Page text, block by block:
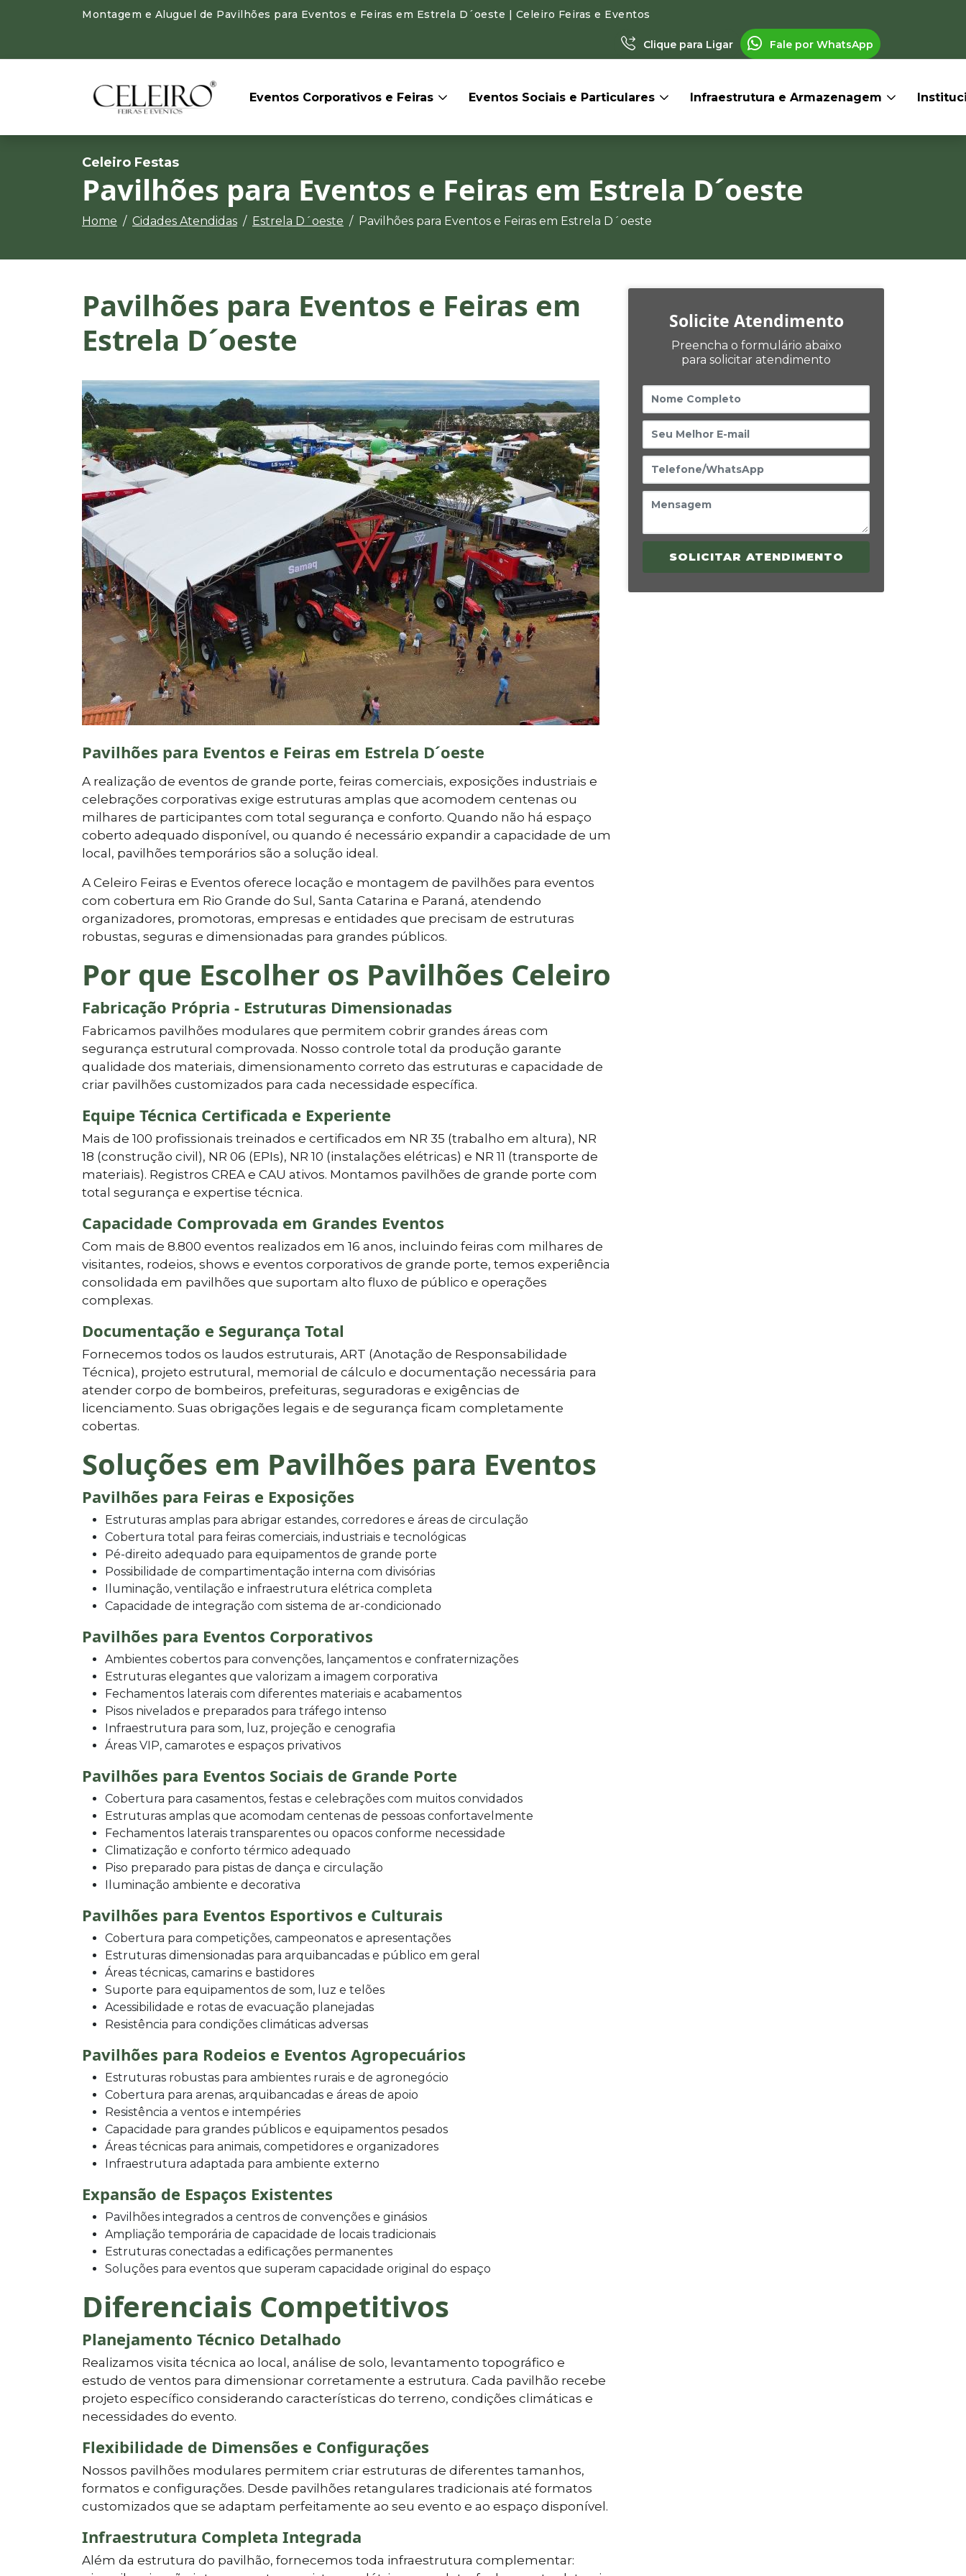
Montagem e Aluguel de Pavilhões para Eventos e Feiras em Estrela D´oeste | Celeiro Feiras e Eventos
Clique para Ligar Fale por WhatsApp
Eventos Corporativos e Feiras Eventos Sociais e Particulares Infraestrutura e Armazenagem
Celeiro Festas
Pavilhões para Eventos e Feiras em Estrela D´oeste
Home Cidades Atendidas Estrela D´oeste Pavilhões para Eventos e Feiras em Estrela D´oeste
Pavilhões para Eventos e Feiras em
Estrela D´oeste
Pavilhões para Eventos e Feiras em Estrela D´oeste
A realização de eventos de grande porte, feiras comerciais, exposições industriais e
celebrações corporativas exige estruturas amplas que acomodem centenas ou
milhares de participantes com total segurança e conforto. Quando não há espaço
coberto adequado disponível, ou quando é necessário expandir a capacidade de um
local, pavilhões temporários são a solução ideal.
A Celeiro Feiras e Eventos oferece locação e montagem de pavilhões para eventos
com cobertura em Rio Grande do Sul, Santa Catarina e Paraná, atendendo
organizadores, promotoras, empresas e entidades que precisam de estruturas
robustas, seguras e dimensionadas para grandes públicos.
Por que Escolher os Pavilhões Celeiro
Fabricação Própria - Estruturas Dimensionadas
Fabricamos pavilhões modulares que permitem cobrir grandes áreas com
segurança estrutural comprovada. Nosso controle total da produção garante
qualidade dos materiais, dimensionamento correto das estruturas e capacidade de
criar pavilhões customizados para cada necessidade específica.
Equipe Técnica Certificada e Experiente
Mais de 100 profissionais treinados e certificados em NR 35 (trabalho em altura), NR
18 (construção civil), NR 06 (EPIs), NR 10 (instalações elétricas) e NR 11 (transporte de
materiais). Registros CREA e CAU ativos. Montamos pavilhões de grande porte com
total segurança e expertise técnica.
Capacidade Comprovada em Grandes Eventos
Com mais de 8.800 eventos realizados em 16 anos, incluindo feiras com milhares de
visitantes, rodeios, shows e eventos corporativos de grande porte, temos experiência
consolidada em pavilhões que suportam alto fluxo de público e operações
complexas.
Documentação e Segurança Total
Fornecemos todos os laudos estruturais, ART (Anotação de Responsabilidade
Técnica), projeto estrutural, memorial de cálculo e documentação necessária para
atender corpo de bombeiros, prefeituras, seguradoras e exigências de
licenciamento. Suas obrigações legais e de segurança ficam completamente
cobertas.
Soluções em Pavilhões para Eventos
Pavilhões para Feiras e Exposições
Estruturas amplas para abrigar estandes, corredores e áreas de circulação
Cobertura total para feiras comerciais, industriais e tecnológicas
Pé-direito adequado para equipamentos de grande porte
Possibilidade de compartimentação interna com divisórias
Iluminação, ventilação e infraestrutura elétrica completa
Capacidade de integração com sistema de ar-condicionado
Pavilhões para Eventos Corporativos
Ambientes cobertos para convenções, lançamentos e confraternizações
Estruturas elegantes que valorizam a imagem corporativa
Fechamentos laterais com diferentes materiais e acabamentos
Pisos nivelados e preparados para tráfego intenso
Infraestrutura para som, luz, projeção e cenografia
Áreas VIP, camarotes e espaços privativos
Pavilhões para Eventos Sociais de Grande Porte
Cobertura para casamentos, festas e celebrações com muitos convidados
Estruturas amplas que acomodam centenas de pessoas confortavelmente
Fechamentos laterais transparentes ou opacos conforme necessidade
Climatização e conforto térmico adequado
Piso preparado para pistas de dança e circulação
Iluminação ambiente e decorativa
Pavilhões para Eventos Esportivos e Culturais
Cobertura para competições, campeonatos e apresentações
Estruturas dimensionadas para arquibancadas e público em geral
Áreas técnicas, camarins e bastidores
Suporte para equipamentos de som, luz e telões
Acessibilidade e rotas de evacuação planejadas
Resistência para condições climáticas adversas
Pavilhões para Rodeios e Eventos Agropecuários
Estruturas robustas para ambientes rurais e de agronegócio
Cobertura para arenas, arquibancadas e áreas de apoio
Resistência a ventos e intempéries
Capacidade para grandes públicos e equipamentos pesados
Áreas técnicas para animais, competidores e organizadores
Infraestrutura adaptada para ambiente externo
Expansão de Espaços Existentes
Pavilhões integrados a centros de convenções e ginásios
Ampliação temporária de capacidade de locais tradicionais
Estruturas conectadas a edificações permanentes
Soluções para eventos que superam capacidade original do espaço
Diferenciais Competitivos
Planejamento Técnico Detalhado
Realizamos visita técnica ao local, análise de solo, levantamento topográfico e
estudo de ventos para dimensionar corretamente a estrutura. Cada pavilhão recebe
projeto específico considerando características do terreno, condições climáticas e
necessidades do evento.
Flexibilidade de Dimensões e Configurações
Nossos pavilhões modulares permitem criar estruturas de diferentes tamanhos,
formatos e configurações. Desde pavilhões retangulares tradicionais até formatos
customizados que se adaptam perfeitamente ao seu evento e ao espaço disponível.
Infraestrutura Completa Integrada
Além da estrutura do pavilhão, fornecemos toda infraestrutura complementar:
Solicite Atendimento
Preencha o formulário abaixo
para solicitar atendimento
SOLICITAR ATENDIMENTO